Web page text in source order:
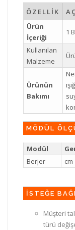
ÖZELLİK
Ürün
İçeriği
1
Kullanılan
Malzeme
Ürünün
Bakımı
MÖDÜL
Modül
Berjer
cm
İSTEĞE
Müşteri
türü